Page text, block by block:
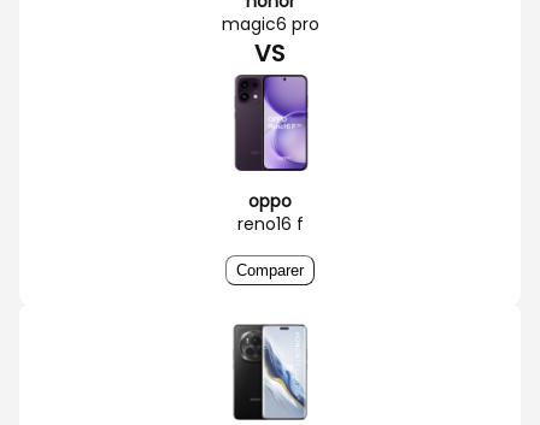
magic6 pro
VS
oppo
reno16 f
Comparer